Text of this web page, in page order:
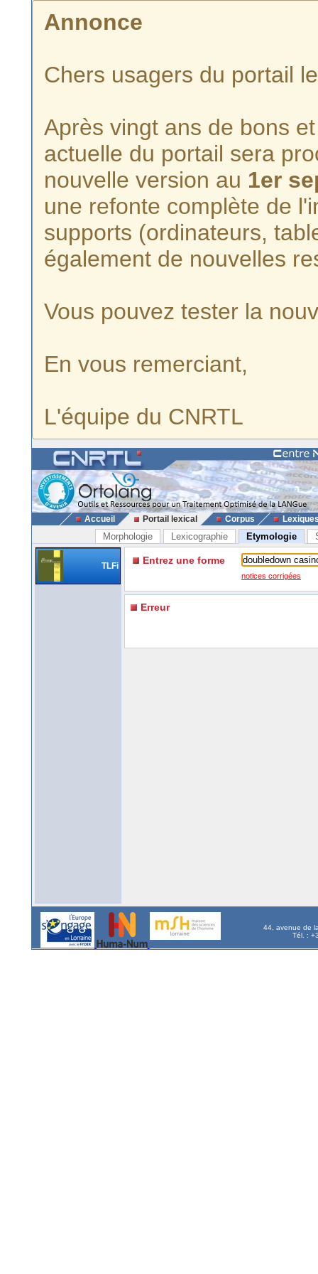
Annonce
Chers usagers du portail
Après vingt ans de bons
actuelle du portail sera
nouvelle version au 1er
une refonte complète de
supports (ordinateurs,
également de nouvelles
Vous pouvez tester la
En vous remerciant,
L'équipe du CNRTL
Accueil Portail lexical Corpus
Morphologie Lexicographie Etymologie
TLFi Entrez une forme
notices corrigées
Erreur
44, avenue de
Tél. :